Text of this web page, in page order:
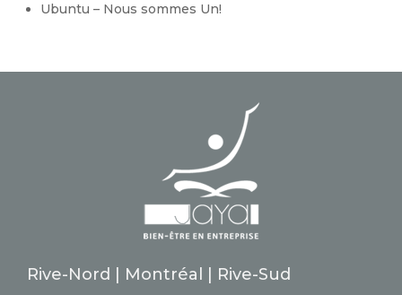
Ubuntu – Nous sommes Un!
Rive-Nord | Montréal | Rive-Sud